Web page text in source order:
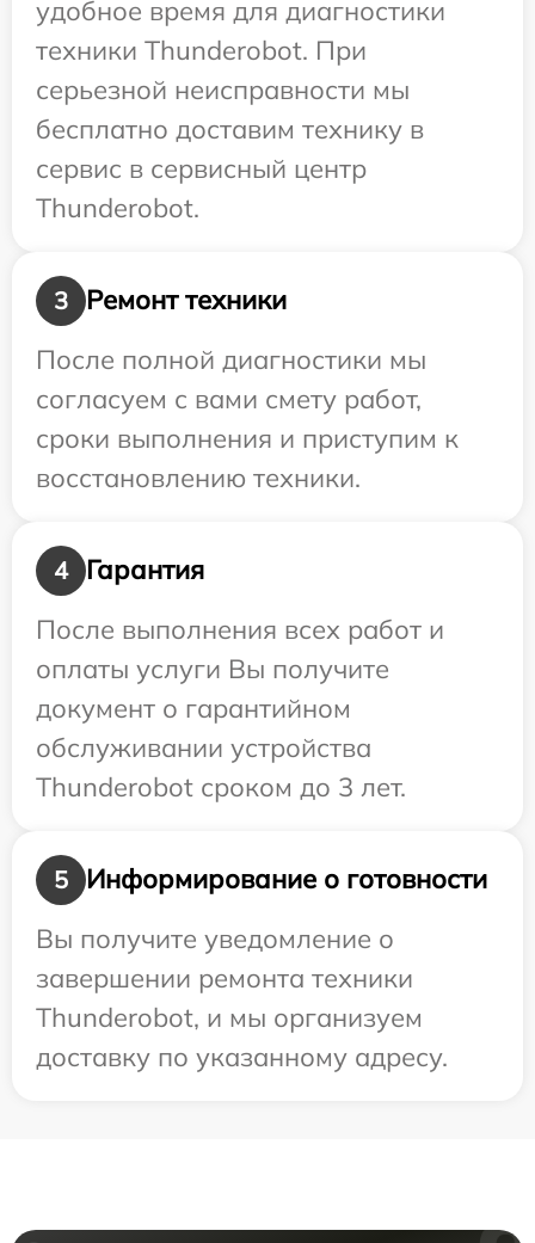
удобное время для диагностики
техники Thunderobot. При
серьезной неисправности мы
бесплатно доставим технику в
сервис в сервисный центр
Thunderobot.
3
Ремонт техники
После полной диагностики мы
согласуем с вами смету работ,
сроки выполнения и приступим к
восстановлению техники.
4
Гарантия
После выполнения всех работ и
оплаты услуги Вы получите
документ о гарантийном
обслуживании устройства
Thunderobot сроком до 3 лет.
5
Информирование о готовности
Вы получите уведомление о
завершении ремонта техники
Thunderobot, и мы организуем
доставку по указанному адресу.